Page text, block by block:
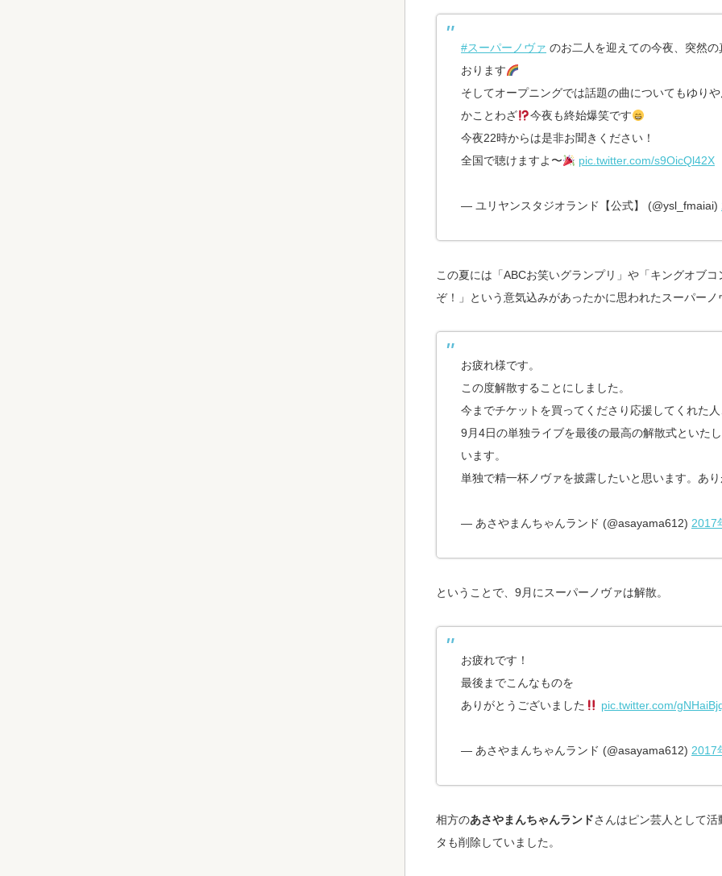
#スーパーノヴァ のお二人を迎えての今夜、突然
おります
そしてオープニングでは話題の曲についてもゆり
かことわざ
今夜も終始爆笑です
今夜22時からは是非お聞きください！
全国で聴けますよ〜
pic.twitter.com/s9OicQl42X
— ユリヤンスタジオランド【公式】 (@ysl_fmaiai)
この夏には「ABCお笑いグランプリ」や「キングオブ
ぞ！」という意気込みがあったかに思われたスーパー
お疲れ様です。
この度解散することにしました。
今までチケットを買ってくださり応援してくれた
9月4日の単独ライブを最後の最高の解散式といた
います。
単独で精一杯ノヴァを披露したいと思います。あ
— あさやまんちゃんランド (@asayama612) 2017
ということで、9月にスーパーノヴァは解散。
お疲れです！
最後までこんなものを
ありがとうございました
pic.twitter.com/
— あさやまんちゃんランド (@asayama612) 2017
相方のあさやまんちゃんランドさんはピン芸人として
タも削除していました。